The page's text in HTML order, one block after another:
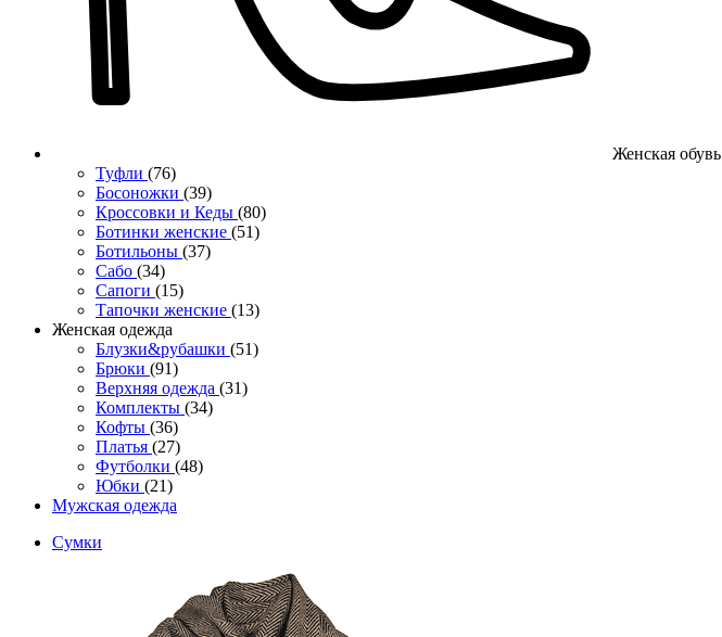
Женcкая обувь
Туфли (76)
Босоножки (39)
Кроссовки и Кеды (80)
Ботинки женские (51)
Ботильоны (37)
Сабо (34)
Сапоги (15)
Тапочки женские (13)
Женская одежда
Блузки&рубашки (51)
Брюки (91)
Верхняя одежда (31)
Комплекты (34)
Кофты (36)
Платья (27)
Футболки (48)
Юбки (21)
Мужская одежда
Сумки